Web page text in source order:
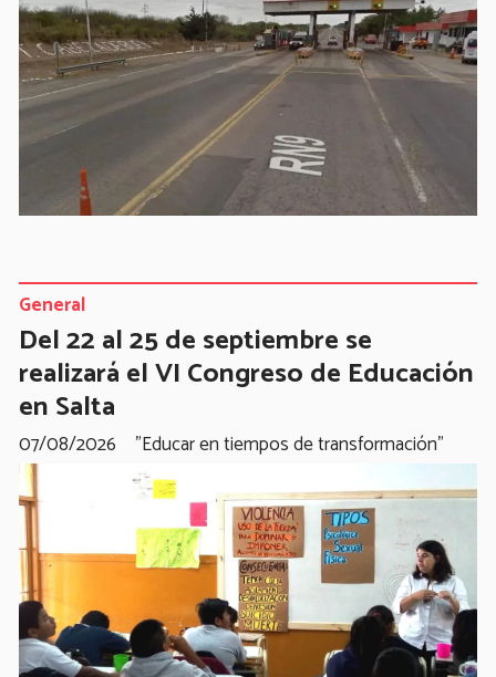
Del 22 al 25 de septiembre se
realizará el VI Congreso de Educación
en Salta
"Educar en tiempos de transformación"
General
07/08/2026